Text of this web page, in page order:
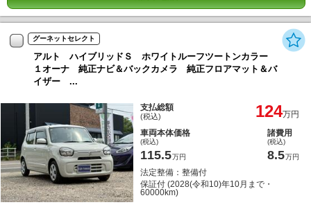
グーネットセレクト
アルト ハイブリッドＳ ホワイトルーフツートンカラー
１オーナ 純正ナビ＆バックカメラ 純正フロアマット＆バ
イザー ...
支払総額
(税込) 124万円
車両本体価格
(税込)
115.5万円
諸費用
(税込)
8.5万円
法定整備：整備付
保証付 (2028(令和10)年10月まで・
60000km)